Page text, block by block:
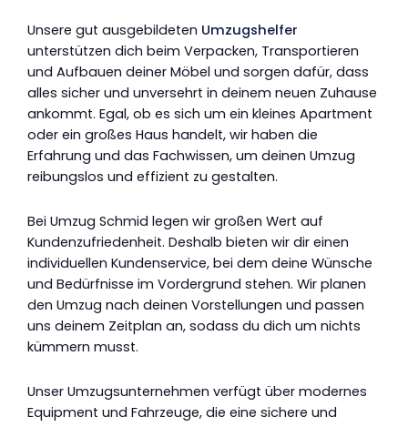
Unsere gut ausgebildeten Umzugshelfer
unterstützen dich beim Verpacken, Transportieren
und Aufbauen deiner Möbel und sorgen dafür, dass
alles sicher und unversehrt in deinem neuen Zuhause
ankommt. Egal, ob es sich um ein kleines Apartment
oder ein großes Haus handelt, wir haben die
Erfahrung und das Fachwissen, um deinen Umzug
reibungslos und effizient zu gestalten.
Bei Umzug Schmid legen wir großen Wert auf
Kundenzufriedenheit. Deshalb bieten wir dir einen
individuellen Kundenservice, bei dem deine Wünsche
und Bedürfnisse im Vordergrund stehen. Wir planen
den Umzug nach deinen Vorstellungen und passen
uns deinem Zeitplan an, sodass du dich um nichts
kümmern musst.
Unser Umzugsunternehmen verfügt über modernes
Equipment und Fahrzeuge, die eine sichere und